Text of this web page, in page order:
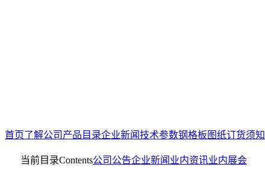
首页了解公司 产品目录企业新闻技术参数钢格板图纸订货须知
当前目录Contents公司公告企业新闻 业内资讯业内展会